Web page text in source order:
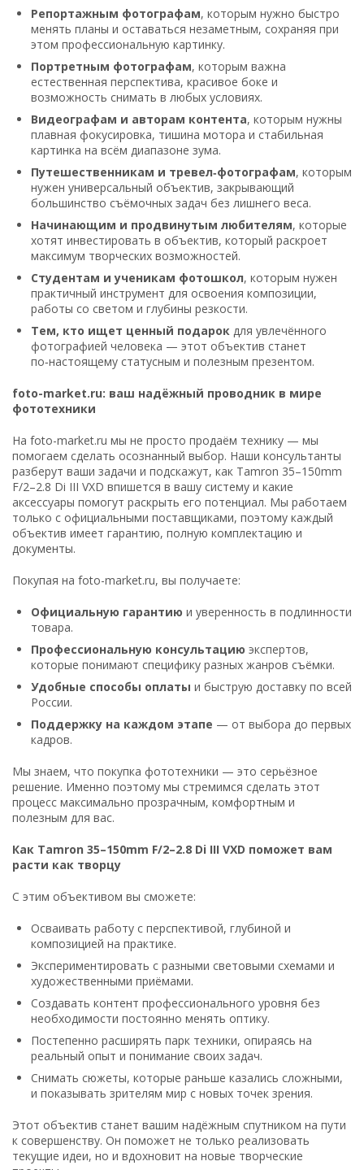
Репортажным фотографам, которым нужно быстро
менять планы и оставаться незаметным, сохраняя при
этом профессиональную картинку.
Портретным фотографам, которым важна
естественная перспектива, красивое боке и
возможность снимать в любых условиях.
Видеографам и авторам контента, которым нужны
плавная фокусировка, тишина мотора и стабильная
картинка на всём диапазоне зума.
Путешественникам и тревел‑фотографам, которым
нужен универсальный объектив, закрывающий
большинство съёмочных задач без лишнего веса.
Начинающим и продвинутым любителям, которые
хотят инвестировать в объектив, который раскроет
максимум творческих возможностей.
Студентам и ученикам фотошкол, которым нужен
практичный инструмент для освоения композиции,
работы со светом и глубины резкости.
Тем, кто ищет ценный подарок для увлечённого
фотографией человека — этот объектив станет
по‑настоящему статусным и полезным презентом.
foto-market.ru: ваш надёжный проводник в мире
фототехники
На foto-market.ru мы не просто продаём технику — мы
помогаем сделать осознанный выбор. Наши консультанты
разберут ваши задачи и подскажут, как Tamron 35–150mm
F/2–2.8 Di III VXD впишется в вашу систему и какие
аксессуары помогут раскрыть его потенциал. Мы работаем
только с официальными поставщиками, поэтому каждый
объектив имеет гарантию, полную комплектацию и
документы.
Покупая на foto-market.ru, вы получаете:
Официальную гарантию и уверенность в подлинности
товара.
Профессиональную консультацию экспертов,
которые понимают специфику разных жанров съёмки.
Удобные способы оплаты и быструю доставку по всей
России.
Поддержку на каждом этапе — от выбора до первых
кадров.
Мы знаем, что покупка фототехники — это серьёзное
решение. Именно поэтому мы стремимся сделать этот
процесс максимально прозрачным, комфортным и
полезным для вас.
Как Tamron 35–150mm F/2–2.8 Di III VXD поможет вам
расти как творцу
С этим объективом вы сможете:
Осваивать работу с перспективой, глубиной и
композицией на практике.
Экспериментировать с разными световыми схемами и
художественными приёмами.
Создавать контент профессионального уровня без
необходимости постоянно менять оптику.
Постепенно расширять парк техники, опираясь на
реальный опыт и понимание своих задач.
Снимать сюжеты, которые раньше казались сложными,
и показывать зрителям мир с новых точек зрения.
Этот объектив станет вашим надёжным спутником на пути
к совершенству. Он поможет не только реализовать
текущие идеи, но и вдохновит на новые творческие